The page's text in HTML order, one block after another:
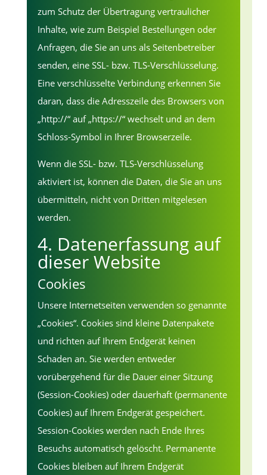
zum Schutz der Übertragung vertraulicher
Inhalte, wie zum Beispiel Bestellungen oder
Anfragen, die Sie an uns als Seitenbetreiber
senden, eine SSL- bzw. TLS-Verschlüsselung.
Eine verschlüsselte Verbindung erkennen Sie
daran, dass die Adresszeile des Browsers von
„http://“ auf „https://“ wechselt und an dem
Schloss-Symbol in Ihrer Browserzeile.
Wenn die SSL- bzw. TLS-Verschlüsselung
aktiviert ist, können die Daten, die Sie an uns
übermitteln, nicht von Dritten mitgelesen
werden.
4. Datenerfassung auf
dieser Website
Cookies
Unsere Internetseiten verwenden so genannte
„Cookies“. Cookies sind kleine Datenpakete
und richten auf Ihrem Endgerät keinen
Schaden an. Sie werden entweder
vorübergehend für die Dauer einer Sitzung
(Session-Cookies) oder dauerhaft (permanente
Cookies) auf Ihrem Endgerät gespeichert.
Session-Cookies werden nach Ende Ihres
Besuchs automatisch gelöscht. Permanente
Cookies bleiben auf Ihrem Endgerät